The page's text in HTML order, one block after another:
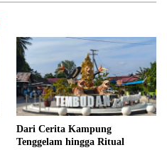
Dari Cerita Kampung
Tenggelam hingga Ritual